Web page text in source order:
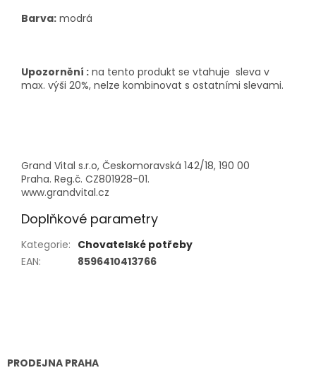
Barva: modrá
Upozornění : na tento produkt se vtahuje sleva v
max. výši 20%, nelze kombinovat s ostatními slevami.
Grand Vital s.r.o, Českomoravská 142/18, 190 00
Praha. Reg.č. CZ801928-01.
www.grandvital.cz
Doplňkové parametry
Kategorie: Chovatelské potřeby
EAN: 8596410413766
PRODEJNA PRAHA